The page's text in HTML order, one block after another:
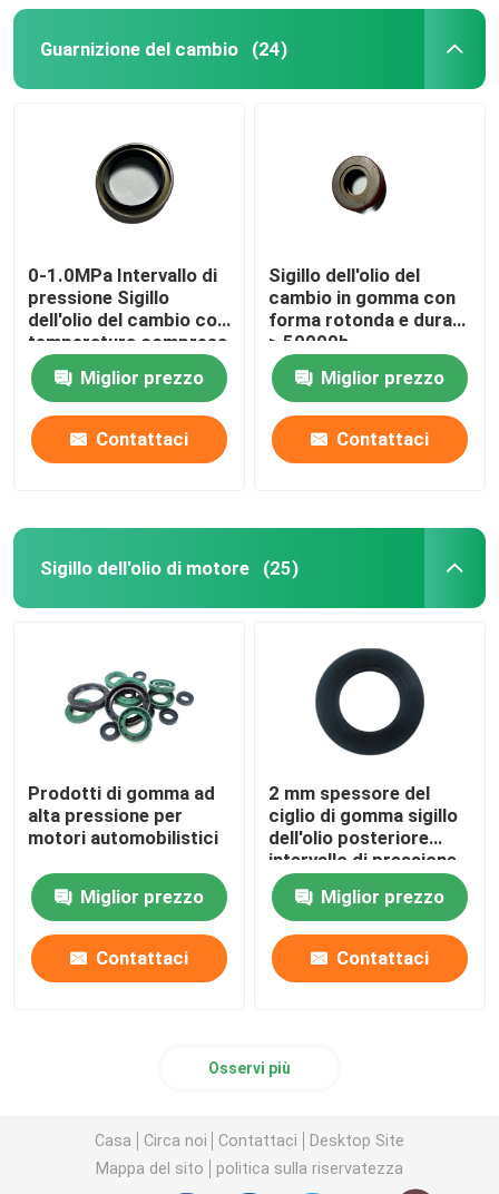
Guarnizione del cambio (24)
0-1.0MPa Intervallo di
pressione Sigillo
dell'olio del cambio con
temperatura compresa
tra -40C e 120C
Miglior prezzo
Contattaci
Sigillo dell'olio del
cambio in gomma con
forma rotonda e durata
≥ 50000h
Miglior prezzo
Contattaci
Sigillo dell'olio di motore (25)
Prodotti di gomma ad
alta pressione per
motori automobilistici
Miglior prezzo
Contattaci
2 mm spessore del
ciglio di gomma sigillo
dell'olio posteriore
intervallo di pressione
0-0,2Mpa
Miglior prezzo
Contattaci
Osservi più
Casa Circa noi Contattaci
Desktop Site
Mappa del sito
politica sulla riservatezza